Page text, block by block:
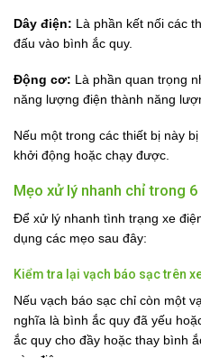
Dây điện: Là phần kết nối các
đấu vào bình ắc quy.
Động cơ: Là phần quan trọng
năng lượng điện thành năng
Nếu một trong các thiết bị này
khởi động hoặc chạy được.
Mẹo xử lý nhanh chỉ trong
Để xử lý nhanh tình trạng xe
dụng các mẹo sau đây:
Kiểm tra lại vạch báo sạc trên
Nếu vạch báo sạc chỉ còn một
nghĩa là bình ắc quy đã yếu
ắc quy cho đầy hoặc thay bình